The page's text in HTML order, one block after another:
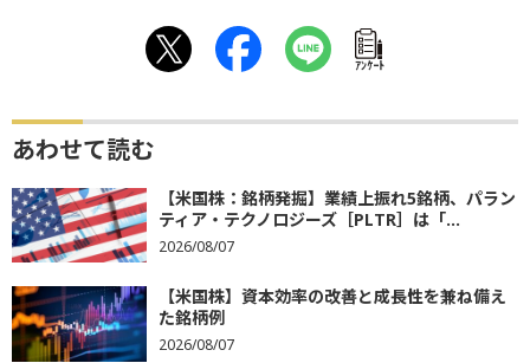
ｱﾝｹｰﾄ
あわせて読む
【米国株：銘柄発掘】業績上振れ5銘柄、パラン
ティア・テクノロジーズ［PLTR］は「...
2026/08/07
【米国株】資本効率の改善と成長性を兼ね備え
た銘柄例
2026/08/07